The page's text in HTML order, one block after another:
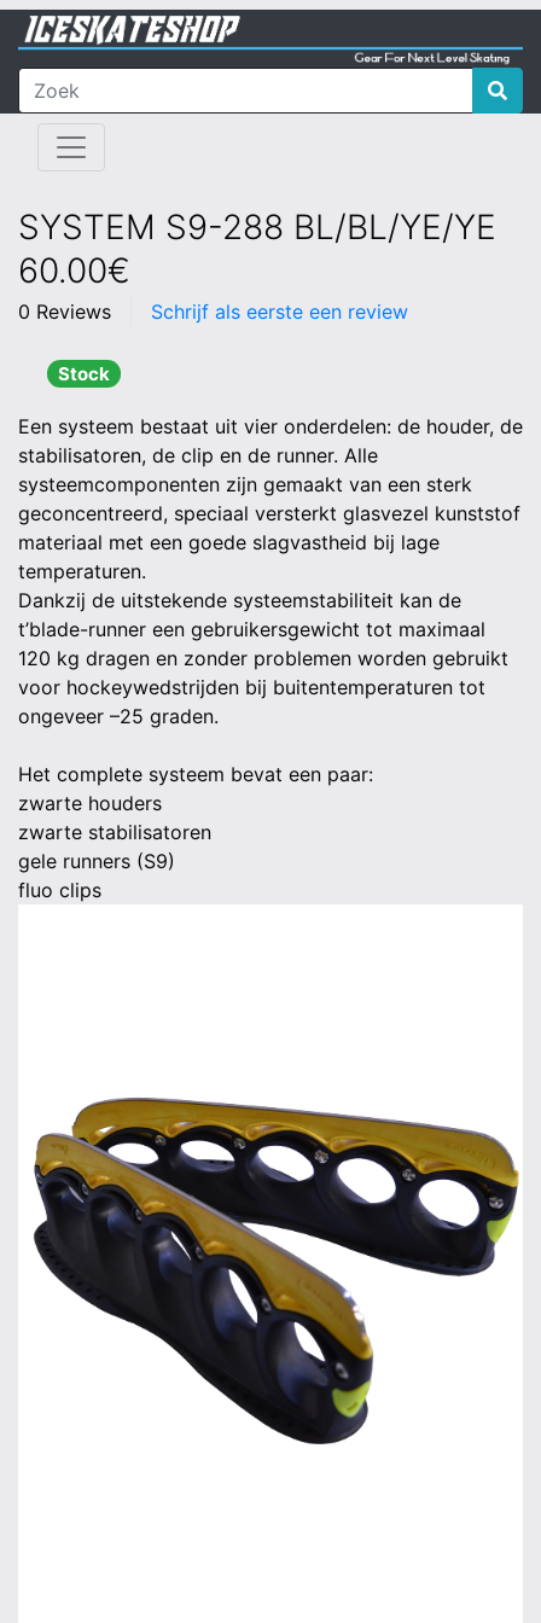
SYSTEM S9-288 BL/BL/YE/YE
60.00€
0 Reviews Schrijf als eerste een review
Stock
Een systeem bestaat uit vier onderdelen: de houder, de
stabilisatoren, de clip en de runner. Alle
systeemcomponenten zijn gemaakt van een sterk
geconcentreerd, speciaal versterkt glasvezel kunststof
materiaal met een goede slagvastheid bij lage
temperaturen.
Dankzij de uitstekende systeemstabiliteit kan de
t’blade-runner een gebruikersgewicht tot maximaal
120 kg dragen en zonder problemen worden gebruikt
voor hockeywedstrijden bij buitentemperaturen tot
ongeveer –25 graden.
Het complete systeem bevat een paar:
zwarte houders
zwarte stabilisatoren
gele runners (S9)
fluo clips